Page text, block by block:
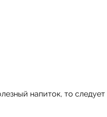
напиток, то следует